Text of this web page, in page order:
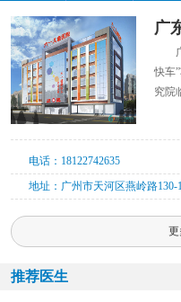
广
快车
究院
电话：18122742635
地址：广州市天河区燕岭路130-
推荐医生